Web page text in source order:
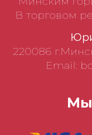
В торговом
220086
Email:
Мы